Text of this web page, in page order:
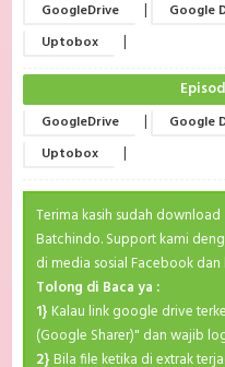
GoogleDrive | Google
Uptobox |
GoogleDrive | Google
Uptobox |
Terima kasih sudah download
Batchindo. Support kami
di media sosial Facebook dan
Tolong di Baca ya :
1} Kalau link google drive
(Google Sharer)" dan wajib
2} Bila file ketika di extrak